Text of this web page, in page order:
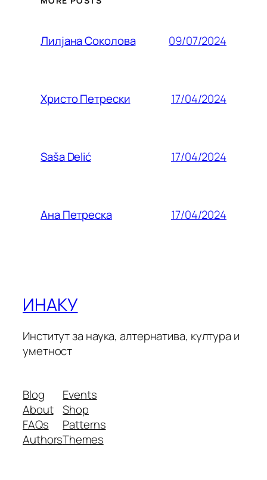
Лилjана Соколова 09/07/2024
Христо Петрески 17/04/2024
Saša Delić 17/04/2024
Ана Петреска 17/04/2024
ИНАКУ
Институт за наука, алтернатива, култура и
уметност
Blog
About
FAQs
Authors
Events
Shop
Patterns
Themes